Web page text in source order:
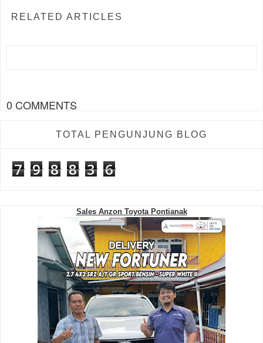
RELATED ARTICLES
0 COMMENTS
TOTAL PENGUNJUNG BLOG
7 9 8 8 3 6
Sales Anzon Toyota Pontianak